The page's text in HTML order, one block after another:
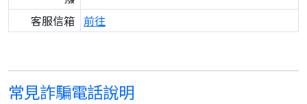
客服信箱 前往
常見詐騙電話說明